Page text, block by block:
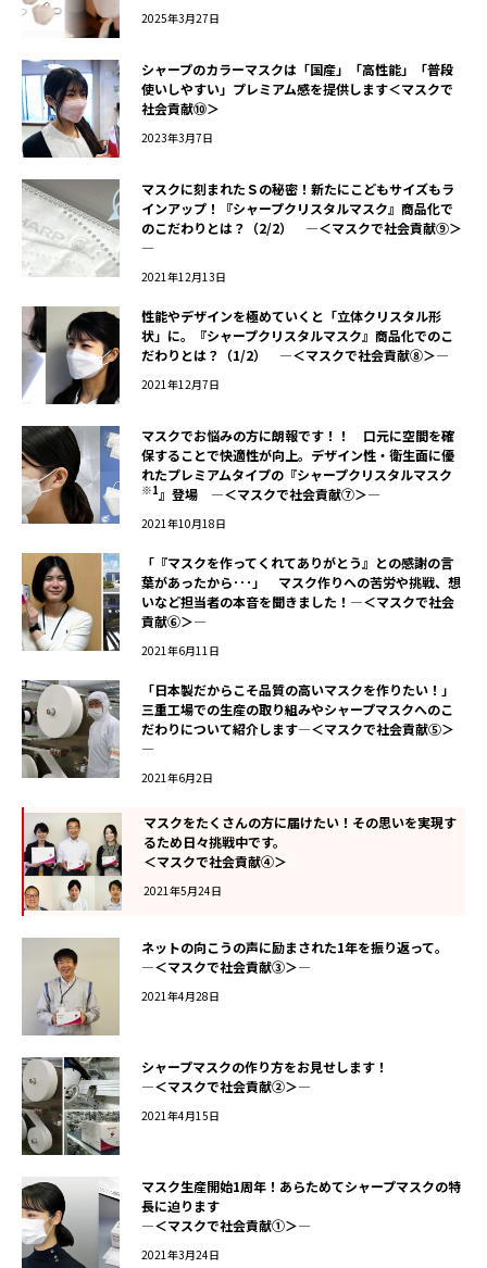
2025年3月27日
シャープのカラーマスクは「国産」「高性能」「普段
使いしやすい」プレミアム感を提供します＜マスクで
社会貢献⑩＞
2023年3月7日
マスクに刻まれたＳの秘密！新たにこどもサイズもラ
インアップ！『シャープクリスタルマスク』商品化で
のこだわりとは？（2/2） ―＜マスクで社会貢献⑨＞
―
2021年12月13日
性能やデザインを極めていくと「立体クリスタル形
状」に。『シャープクリスタルマスク』商品化でのこ
だわりとは？（1/2） ―＜マスクで社会貢献⑧＞―
2021年12月7日
マスクでお悩みの方に朗報です！！ 口元に空間を確
保することで快適性が向上。デザイン性・衛生面に優
れたプレミアムタイプの『シャープクリスタルマスク
※1 』登場 ―＜マスクで社会貢献⑦＞―
2021年10月18日
「『マスクを作ってくれてありがとう』との感謝の言
葉があったから･･･」 マスク作りへの苦労や挑戦、想
いなど担当者の本音を聞きました！―＜マスクで社会
貢献⑥＞―
2021年6月11日
「日本製だからこそ品質の高いマスクを作りたい！」
三重工場での生産の取り組みやシャープマスクへのこ
だわりについて紹介します―＜マスクで社会貢献⑤＞
―
2021年6月2日
マスクをたくさんの方に届けたい！その思いを実現す
るため日々挑戦中です。
――＜マスクで社会貢献④＞
2021年5月24日
ネットの向こうの声に励まされた1年を振り返って。
―＜マスクで社会貢献③＞―
2021年4月28日
シャープマスクの作り方をお見せします！
―＜マスクで社会貢献②＞―
2021年4月15日
マスク生産開始1周年！あらためてシャープマスクの特
長に迫ります
―＜マスクで社会貢献①＞―
2021年3月24日